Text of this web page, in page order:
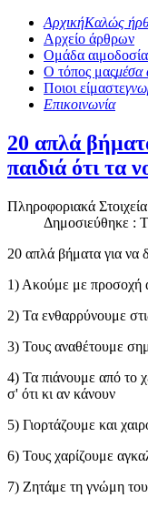
ΑρχικήΚαλώς
Αρχείο άρθρων
Ομάδα
Ο τόπος μαςμέσα
Ποιοι είμαστε
Επικοινωνία
20 απλά
παιδιά ότι τα
Πληροφοριακά Στοιχεία
Δημοσιεύθηκε :
20 απλά βήματα για να
1) Ακούμε με προσοχή
2) Τα ενθαρρύνουμε
3) Τους αναθέτουμε
4) Τα πιάνουμε από το
σ' ότι κι αν κάνουν
5) Γιορτάζουμε και
6) Τους χαρίζουμε
7) Ζητάμε τη γνώμη